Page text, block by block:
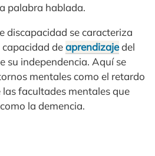
palabra hablada.
discapacidad se caracteriza
deaprendizajedel
su independencia. Aquí se
mentales como el retardo
facultades mentales que
la demencia.